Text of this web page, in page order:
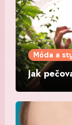
Móda a
Jak